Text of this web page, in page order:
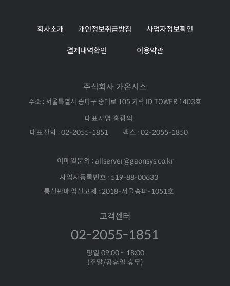
회사소개 개인정보취급방침 사업자정보확인
결제내역확인 이용약관
주식회사 가온시스
주소 : 서울특별시 송파구 중대로 105 가락 ID TOWER 1403호
대표자명 홍광의
대표전화 : 02-2055-1851
팩스 : 02-2055-1850
이메일문의 : allserver@gaonsys.co.kr
사업자등록번호 : 519-88-00633
통신판매업신고제 : 2018-서울송파-1051호
고객센터
02-2055-1851
평일 09:00 ~ 18:00
(주말/공휴일 휴무)